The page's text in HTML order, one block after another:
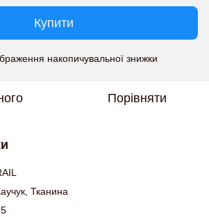
Купити
накопичувальної знижки
Порівняти
Тканина